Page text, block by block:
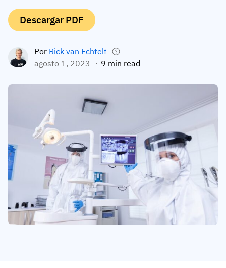
App de cualificaciones en planta
Cumplimiento
Preparación de la fuerza laboral
Registros de auditoría
Información
Análisis de brechas de habilidades
Eficacia de la formación
Paneles de control de cumplimiento
Explorar
Responsable de TIC
JDE Coffee
Syngenta
Química
Ashland
Embalaje
Canpack
19 de marzo de 2026
Enviar una pregunta
Empresa
Contacte con nosotros
Descargar PDF
Por Rick van Echtelt
agosto 1, 2023
9 min read